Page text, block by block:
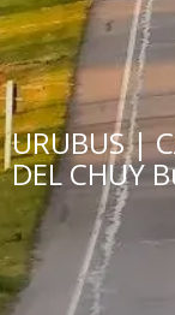
URUBUS |
DEL CHUY